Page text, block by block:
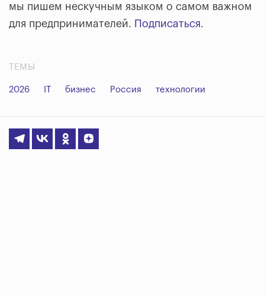
мы пишем нескучным языком о самом важном
для предпринимателей. Подписаться.
ТЕМЫ
2026 IT бизнес Россия технологии